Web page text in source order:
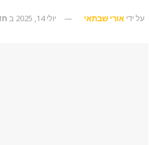
על ידי אורי שבתאי יולי 14, 2025 ב